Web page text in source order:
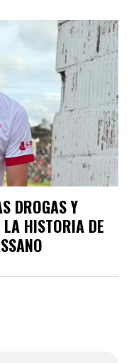
DROGAS Y
HISTORIA DE